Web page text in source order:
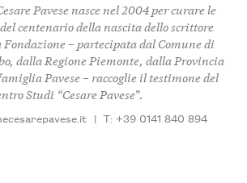
Pavese nasce nel 2004 per curare le
centenario della nascita dello scrittore
– partecipata dal Comune di
dalla Regione Piemonte, dalla Provincia
Pavese – raccoglie il testimone del
Studi “Cesare Pavese”.
| T: +39 0141 840 894